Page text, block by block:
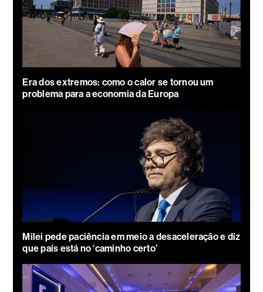
Era dos extremos: como o calor se tornou um
problema para a economia da Europa
Milei pede paciência em meio a desaceleração e diz
que país está no ‘caminho certo’